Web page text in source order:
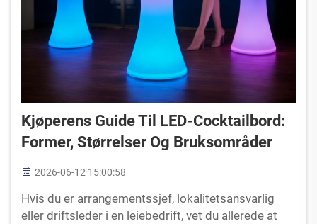
Kjøperens Guide Til LED-Cocktailbord:
Former, Størrelser Og Bruksområder
2026-06-12 15:00:58
Hvis du er arrangementssjef, lokalitetsansvarlig
eller driftsleder i en leiebedrift, vet du allerede at